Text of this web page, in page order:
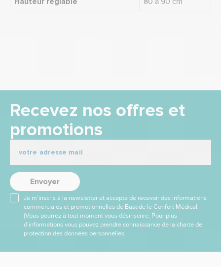
Recevez nos offres et
promotions
Envoyer
Je m’inscris à la newsletter et accepte de recevoir des informations
commerciales et promotionnelles de Bastide le Confort Médical.
(Vous pourrez à tout moment vous désinscrire. Pour plus
d’informations vous pouvez prendre connaissance de la charte de
protection des données personnelles.